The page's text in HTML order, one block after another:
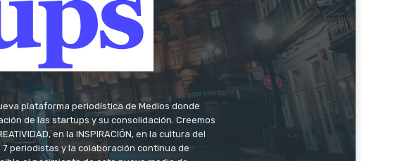
plataforma periodística de Medios donde
de las startups y su consolidación. Creemos
en la INSPIRACIÓN, en la cultura del
7 periodistas y la colaboración continua de